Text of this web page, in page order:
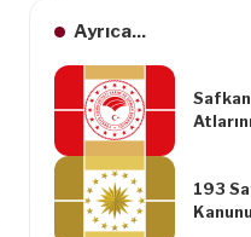
Ayrıca...
193